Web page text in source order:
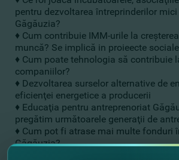
pentru dezvoltarea întreprinderilor
Găgăuzia?
♦ Cum contribuie IMM-urile la
muncă? Se implică in proieecte
♦ Cum poate tehnologia să contribuie
companiilor?
♦ Dezvoltarea surselor alternative de
eficienţei energetice a producerii
♦ Educaţia pentru antreprenoriat
pregătim următoarele generaţii de
♦ Cum pot fi atrase mai multe fonduri
Găgăuzia?